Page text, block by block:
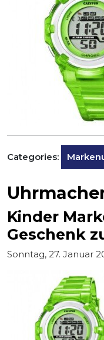
Categories:
Kinder
Geschenk
Sonntag, 27. Januar